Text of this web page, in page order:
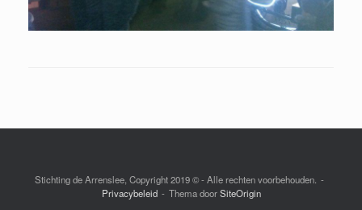
Stichting de Arrenslee, Copyright 2019 © - Alle rechten voorbehouden.
Privacybeleid
Thema doorSiteOrigin